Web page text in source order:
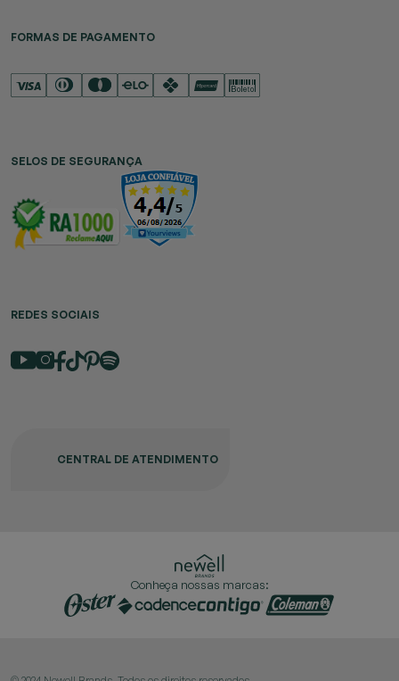
FORMAS DE PAGAMENTO
SELOS DE SEGURANÇA
REDES SOCIAIS
CENTRAL DE ATENDIMENTO
Conheça nossas marcas: